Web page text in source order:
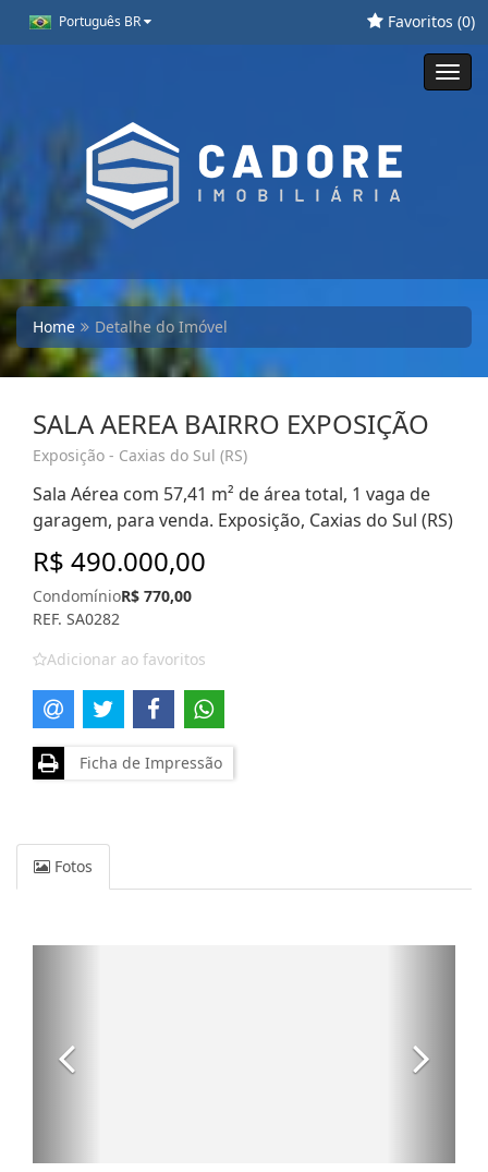
Português BR Favoritos (0)
Home Detalhe do Imóvel
SALA AEREA BAIRRO EXPOSIÇÃO
Exposição - Caxias do Sul (RS)
Sala Aérea com 57,41 m² de área total, 1 vaga de
garagem, para venda. Exposição, Caxias do Sul (RS)
R$ 490.000,00
CondomínioR$ 770,00
REF. SA0282
Adicionar ao favoritos
Ficha de Impressão
Fotos